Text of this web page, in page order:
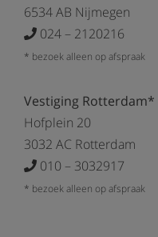
6534 AB Nijmegen
024 – 2120216
* bezoek alleen op afspraak
Vestiging Rotterdam*
Hofplein 20
3032 AC Rotterdam
010 – 3032917
* bezoek alleen op afspraak